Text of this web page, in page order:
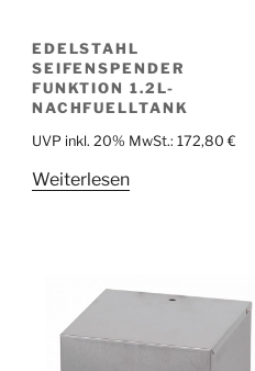
EDELSTAHL
SEIFENSPENDER
FUNKTION 1.2L-
NACHFUELLTANK
UVP inkl. 20% MwSt.: 172,80 €
Weiterlesen